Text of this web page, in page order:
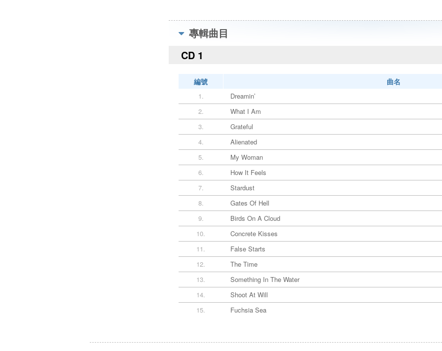
專輯曲目
CD 1
編號 曲名
1.
Dreamin’
2.
What I Am
3.
Grateful
4.
Alienated
5.
My Woman
6.
How It Feels
7.
Stardust
8.
Gates Of Hell
9.
Birds On A Cloud
10.
Concrete Kisses
11.
False Starts
12.
The Time
13.
Something In The Water
14.
Shoot At Will
15.
Fuchsia Sea